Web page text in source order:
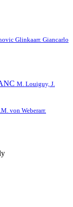
Glinkaarr. Giancarlo
M. Louiguy, J.
von Weberarr.